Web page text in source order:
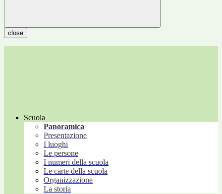
close
Scuola
Panoramica
Presentazione
I luoghi
Le persone
I numeri della scuola
Le carte della scuola
Organizzazione
La storia